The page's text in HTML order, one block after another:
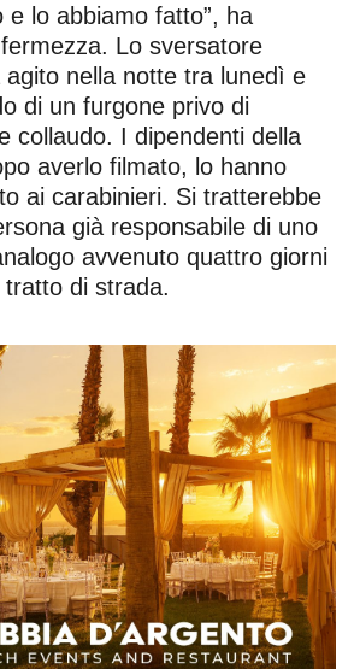
e lo abbiamo fatto”, ha
Lo sversatore
agito nella notte tra lunedì e
di un furgone privo di
collaudo. I dipendenti della
averlo filmato, lo hanno
ai carabinieri. Si tratterebbe
già responsabile di uno
avvenuto quattro giorni
di strada.